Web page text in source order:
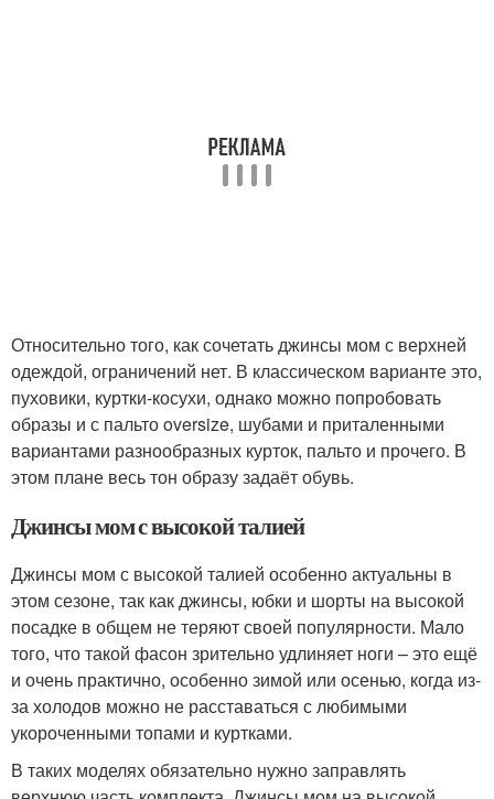
Относительно того, как сочетать джинсы мом с верхней
одеждой, ограничений нет. В классическом варианте это,
пуховики, куртки-косухи, однако можно попробовать
образы и с пальто oversize, шубами и приталенными
вариантами разнообразных курток, пальто и прочего. В
этом плане весь тон образу задаёт обувь.
Джинсы мом с высокой талией
Джинсы мом с высокой талией особенно актуальны в
этом сезоне, так как джинсы, юбки и шорты на высокой
посадке в общем не теряют своей популярности. Мало
того, что такой фасон зрительно удлиняет ноги – это ещё
и очень практично, особенно зимой или осенью, когда из-
за холодов можно не расставаться с любимыми
укороченными топами и куртками.
В таких моделях обязательно нужно заправлять